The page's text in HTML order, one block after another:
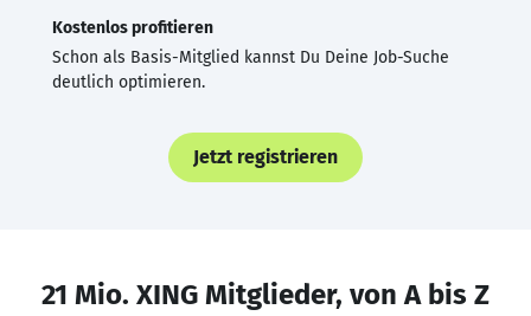
Kostenlos profitieren
Schon als Basis-Mitglied kannst Du Deine Job-Suche
deutlich optimieren.
Jetzt registrieren
21 Mio. XING Mitglieder, von A bis Z